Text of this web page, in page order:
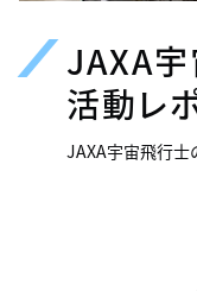
JAXA
活動レ
JAXA宇宙飛行士